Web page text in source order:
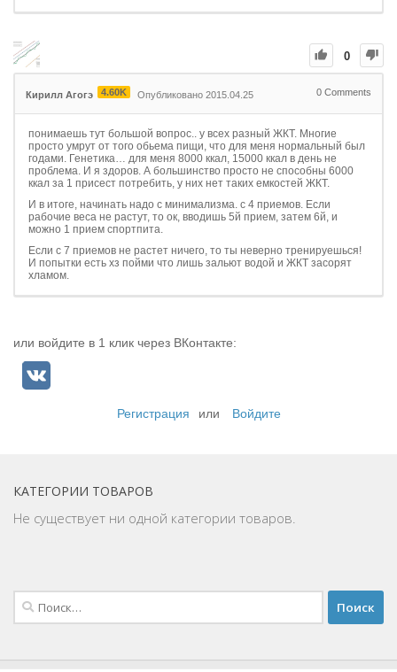
0
Кирилл Агогэ 4.60K Опубликовано 2015.04.25 0 Comments
понимаешь тут большой вопрос.. у всех разный ЖКТ. Многие
просто умрут от того обьема пищи, что для меня нормальный был
годами. Генетика… для меня 8000 ккал, 15000 ккал в день не
проблема. И я здоров. А большинство просто не способны 6000
ккал за 1 присест потребить, у них нет таких емкостей ЖКТ.
И в итоге, начинать надо с минимализма. с 4 приемов. Если
рабочие веса не растут, то ок, вводишь 5й прием, затем 6й, и
можно 1 прием спортпита.
Если с 7 приемов не растет ничего, то ты неверно тренируешься!
И попытки есть хз пойми что лишь зальют водой и ЖКТ засорят
хламом.
или войдите в 1 клик через ВКонтакте:
Регистрация или Войдите
КАТЕГОРИИ ТОВАРОВ
Не существует ни одной категории товаров.